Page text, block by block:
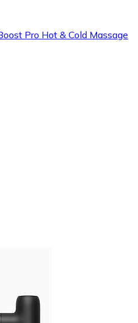
Pro Hot & Cold Massage